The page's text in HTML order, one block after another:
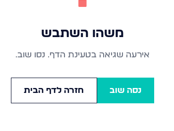
משהו השתבש
אירעה שגיאה בטעינת הדף. נסו שוב.
נסה שוב חזרה לדף הבית